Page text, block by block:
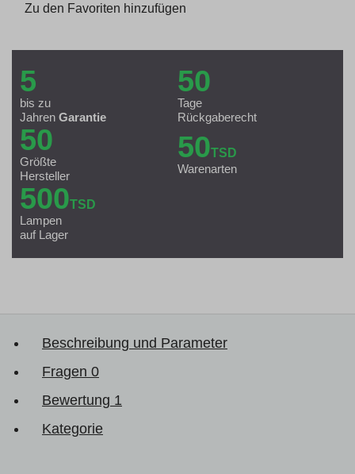
Zu den Favoriten hinzufügen
5
bis zu
Jahren Garantie
50
Tage
Rückgaberecht
50
Größte
Hersteller
50TSD
Warenarten
500TSD
Lampen
auf Lager
Beschreibung und Parameter
Fragen 0
Bewertung 1
Kategorie